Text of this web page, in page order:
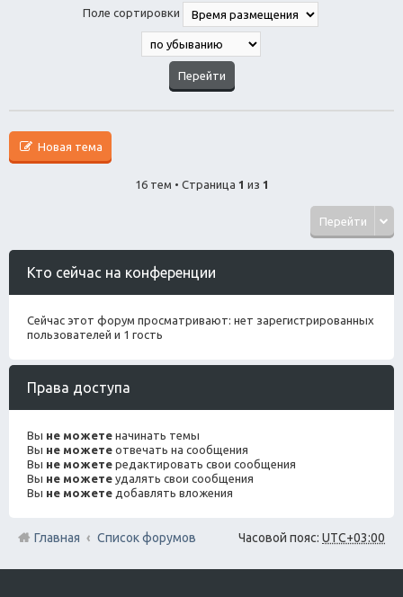
Поле сортировки
Новая тема
16 тем • Страница 1 из 1
Перейти
Кто сейчас на конференции
Сейчас этот форум просматривают: нет зарегистрированных
пользователей и 1 гость
Права доступа
Вы не можете начинать темы
Вы не можете отвечать на сообщения
Вы не можете редактировать свои сообщения
Вы не можете удалять свои сообщения
Вы не можете добавлять вложения
Часовой пояс: UTC+03:00
Главная Список форумов